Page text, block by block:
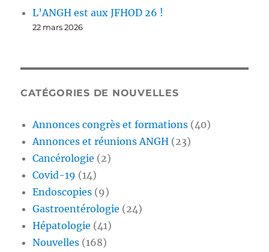
L’ANGH est aux JFHOD 26 !
22 mars 2026
CATÉGORIES DE NOUVELLES
Annonces congrès et formations (40)
Annonces et réunions ANGH (23)
Cancérologie (2)
Covid-19 (14)
Endoscopies (9)
Gastroentérologie (24)
Hépatologie (41)
Nouvelles (168)